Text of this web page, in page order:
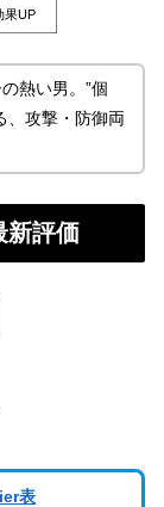
果UP
熱い男。”個
、攻撃・防御両
新評価
表